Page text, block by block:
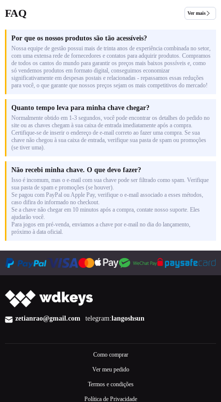
FAQ Ver mais
Por que os nossos produtos são tão acessíveis?
Nossa equipe de gestão possui mais de trinta anos de experiência combinada no setor,
com uma extensa rede de fornecedores e contatos para adquirir produtos. Compramos
de todos os cantos do mundo para garantir os preços mais baixos possíveis e, como
só vendemos produtos em formato digital, conseguimos economizar
significativamente em despesas postais e relacionadas - repassamos essas reduções
para você, o que garante que nossos preços sejam os mais competitivos do mercado!
Quanto tempo leva para minha chave chegar?
Normalmente obtido em 1-3 segundos, você pode encontrar os detalhes do pedido no
site ou as chaves chegam à sua caixa de entrada imediatamente após a compra.
Certifique-se de inserir o endereço de e-mail correto ao fazer uma compra. Se sua
chave não chegou à sua caixa de entrada, verifique sua pasta de spam ou promoções
(se tiver uma).
Não recebi minha chave. O que devo fazer?
Isso é incomum, mas o e-mail com sua chave pode ser filtrado como spam. Verifique
sua pasta de spam e promoções (se houver).
Se pagou com PayPal ou Apple Pay, verifique o e-mail associado a esses métodos,
caso difira do informado no checkout.
Se a chave não chegar em 10 minutos após a compra, contate nosso suporte. Eles
ajudarão você.
Para jogos em pré-venda, enviamos a chave por e-mail no dia do lançamento,
próximo à data oficial.
zetianrao@gmail.com telegram:langoshsun
Como comprar
Ver meu pedido
Termos e condições
Política de Privacidade